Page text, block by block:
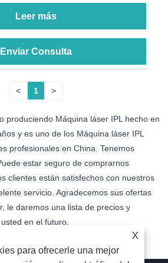
Leer más
Enviar Consulta
< 1 >
produciendo Máquina láser IPL hecho en
y es uno de los Máquina láser IPL
profesionales en China. Tenemos
estar seguro de comprarnos
clientes están satisfechos con nuestros
servicio. Agradecemos sus ofertas
le daremos una lista de precios y
en el futuro.
X
para ofrecerle una mejor